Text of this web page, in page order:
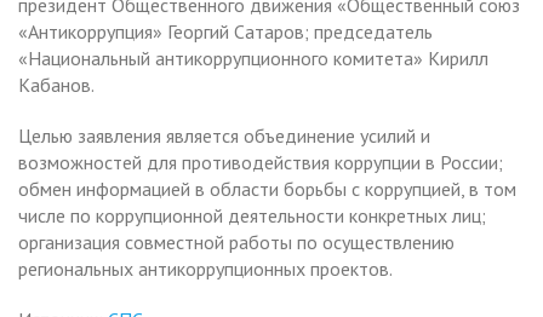
«Антикоррупция» Георгий Сатаров; председатель
«Национальный антикоррупционного комитета» Кирилл
Кабанов.
Целью заявления является объединение усилий и
возможностей для противодействия коррупции в России;
обмен информацией в области борьбы с коррупцией, в том
числе по коррупционной деятельности конкретных лиц;
организация совместной работы по осуществлению
региональных антикоррупционных проектов.